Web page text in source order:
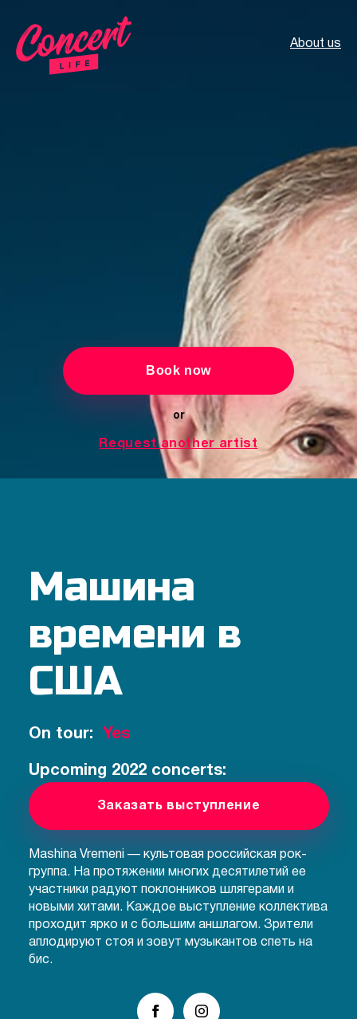
About us
Book now
or
Request another artist
Машина
времени в
США
On tour: Yes
Upcoming 2022 concerts:
Заказать выступление
Mashina Vremeni — культовая российская рок-
группа. На протяжении многих десятилетий ее
участники радуют поклонников шлягерами и
новыми хитами. Каждое выступление коллектива
проходит ярко и с большим аншлагом. Зрители
аплодируют стоя и зовут музыкантов спеть на
бис.